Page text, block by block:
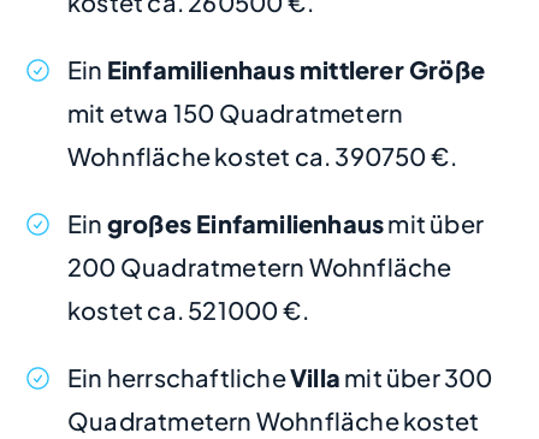
Ein Einfamilienhaus mittlerer Größe
mit etwa 150 Quadratmetern
Wohnfläche kostet ca. 390750 €.
Ein großes Einfamilienhausmit über
200 Quadratmetern Wohnfläche
kostet ca. 521000 €.
Ein herrschaftlicheVilla mit über 300
Quadratmetern Wohnfläche kostet